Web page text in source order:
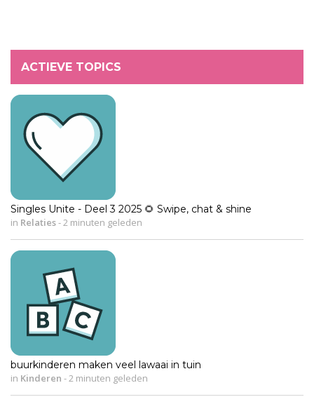
ACTIEVE TOPICS
Singles Unite - Deel 3 2025 🌻 Swipe, chat & shine
in Relaties- 2 minuten geleden
buurkinderen maken veel lawaai in tuin
in Kinderen - 2 minuten geleden